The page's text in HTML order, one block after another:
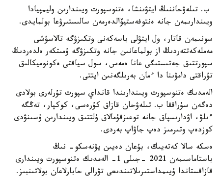
ب. تىلەۋحاننىڭ ايتۋىنشا، ەتنوسپورت ويىندارىن وليمپيادا
ويىندارىمەن جانە ەنتوفەستيۆالدەرمەن سالىستىرۋعا بولمايدى.
سونىمەن قاتار، ول ايتۋلى باسەكەنى وتكىزۋگە تالاسۋشى
مەملەكەتتەردىڭ از بولماعانىن جانە وتكىزۋگە ۇمىتكەر ەلدەردىڭ
سپورتتىق جەتىستىگى عانا ەمەس، سول سياقتى ەكونوميكالىق
تۇراقتى دامۋىنا دا ءمان بەرىلگەنىن ايتتى.
الەمدىك ەتنوسپورت ويىندارىندا قانداي سپورت تۇرلەرى بولادى
دەگەن سۇراققا ب. تىلەۋحان قازاق كۇرەسى، كوكپار، تەڭگە
ءىلۋ، اۋدارىسپاق جانە توعىزقۇمالاق ۇلتتىق ويىندارىن ۇسىنۋدى
كوزدەپ وتىرمىز دەپ جاۋاپ بەردى.
ەسكە سالا كەتەيىك، بۇعان دەيىن يۋنەسكو- نىڭ
باستاماسىمەن 2021 -جىلى 1- الەمدىك ەتنوسپورت ويىندارى
قازاقستاندا ۇيىمداستىرىلاتىندىعى تۋرالى حابارلاعان بولاتىنبىز.